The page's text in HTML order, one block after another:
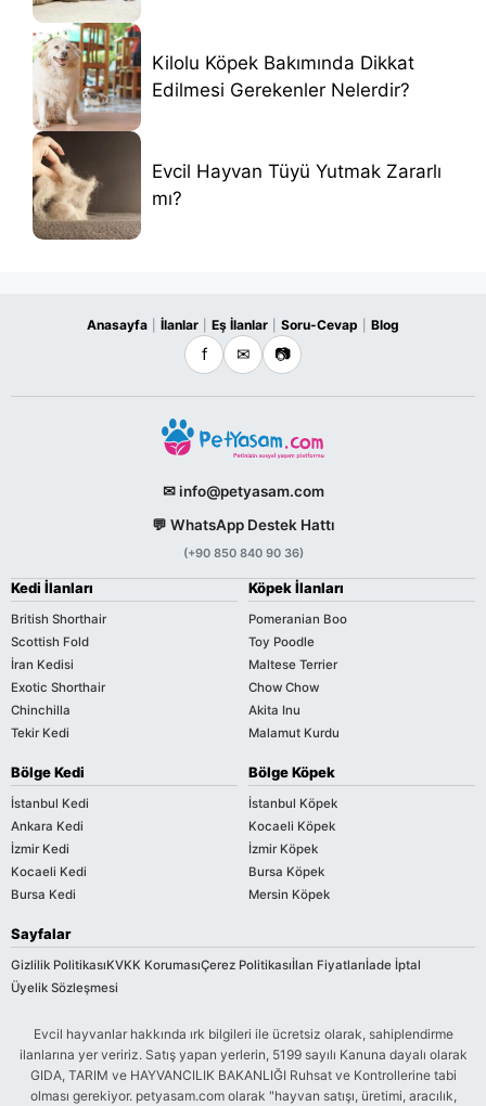
Kilolu Köpek Bakımında Dikkat
Edilmesi Gerekenler Nelerdir?
Evcil Hayvan Tüyü Yutmak Zararlı
mı?
Anasayfa İlanlar Eş İlanlar Soru-Cevap Blog
f ✉ 📷
✉ info@petyasam.com
💬 WhatsApp Destek Hattı
(+90 850 840 90 36)
Kedi İlanları
British Shorthair
Scottish Fold
İran Kedisi
Exotic Shorthair
Chinchilla
Tekir Kedi
Köpek İlanları
Pomeranian Boo
Toy Poodle
Maltese Terrier
Chow Chow
Akita Inu
Malamut Kurdu
Bölge Kedi
İstanbul Kedi
Ankara Kedi
İzmir Kedi
Kocaeli Kedi
Bursa Kedi
Bölge Köpek
İstanbul Köpek
Kocaeli Köpek
İzmir Köpek
Bursa Köpek
Mersin Köpek
Sayfalar
Gizlilik PolitikasıKVKK KorumasıÇerez Politikasıİlan Fiyatlarıİade İptal
Üyelik Sözleşmesi
Evcil hayvanlar hakkında ırk bilgileri ile ücretsiz olarak, sahiplendirme
ilanlarına yer veririz. Satış yapan yerlerin, 5199 sayılı Kanuna dayalı olarak
GIDA, TARIM ve HAYVANCILIK BAKANLIĞI Ruhsat ve Kontrollerine tabi
olması gerekiyor. petyasam.com olarak "hayvan satışı, üretimi, aracılık,